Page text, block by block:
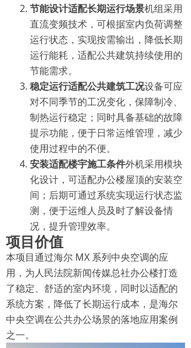
节能设计适配长期运行场景机组采用
直流变频技术，可根据室内负荷调整
运行状态，实现按需输出，降低长期
运行能耗，适配公共建筑持续使用的
节能需求。
稳定运行适配公共建筑工况设备可应
对不同季节的工况变化，保障制冷、
制热运行稳定；同时具备基础的故障
提示功能，便于日常运维管理，减少
使用过程中的不便。
安装适配楼宇施工条件外机采用模块
化设计，可适配办公楼屋顶的安装空
间；后期可通过系统实现运行状态监
测，便于运维人员及时了解设备情
况，提升管理效率。
项目价值
本项目通过海尔 MX 系列中央空调的应
用，为人民法院新闻传媒总社办公楼打造
了稳定、舒适的室内环境，同时以适配的
系统方案，降低了长期运行成本，是海尔
中央空调在公共办公场景的落地应用案例
之一。